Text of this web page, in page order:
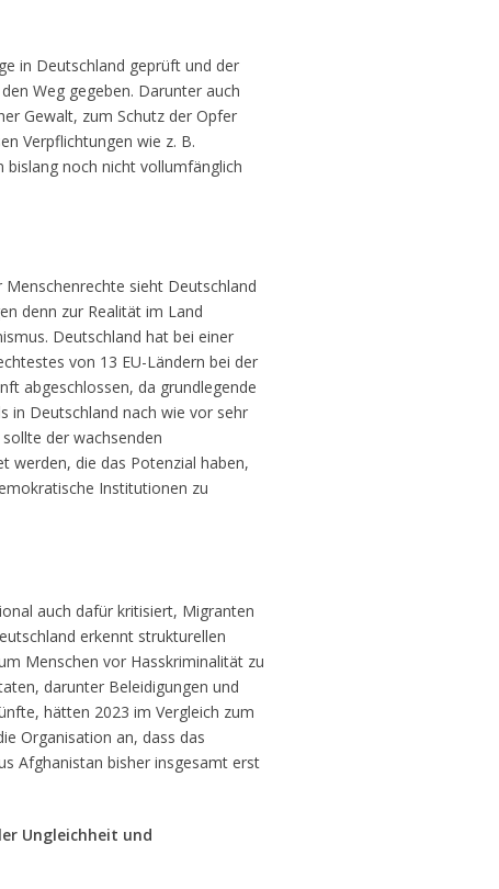
in Deutschland geprüft und der
Weg gegeben. Darunter auch
Gewalt, zum Schutz der Opfer
Verpflichtungen wie z. B.
bislang noch nicht vollumfänglich
sieht Deutschland
denn zur Realität im Land
Deutschland hat bei einer
von 13 EU-Ländern bei der
abgeschlossen, da grundlegende
in Deutschland nach wie vor sehr
der wachsenden
werden, die das Potenzial haben,
Institutionen zu
auch dafür kritisiert, Migranten
erkennt strukturellen
Menschen vor Hasskriminalität zu
darunter Beleidigungen und
hätten 2023 im Vergleich zum
Organisation an, dass das
Afghanistan bisher insgesamt erst
Ungleichheit und